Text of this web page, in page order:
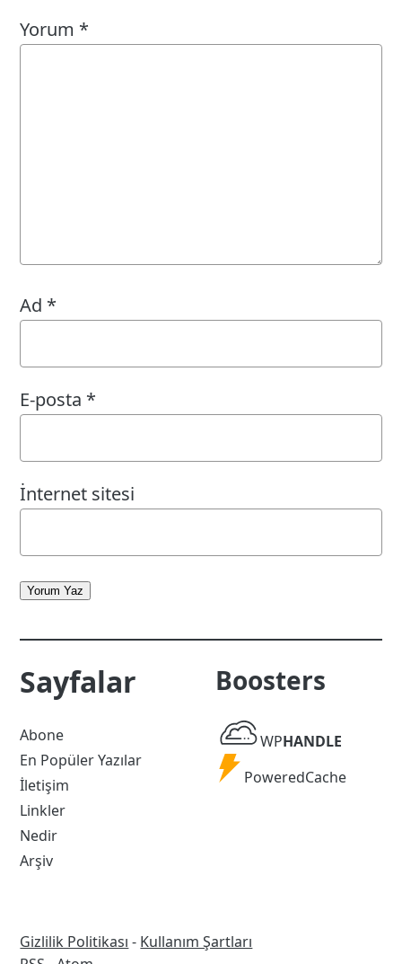
Yorum *
Ad *
E-posta *
İnternet sitesi
Yorum Yaz
Sayfalar
Abone
En Popüler Yazılar
İletişim
Linkler
Nedir
Arşiv
Boosters
WP
Handle
WPHANDLE
Powered
PoweredCache
Gizlilik Politikası - Kullanım Şartları